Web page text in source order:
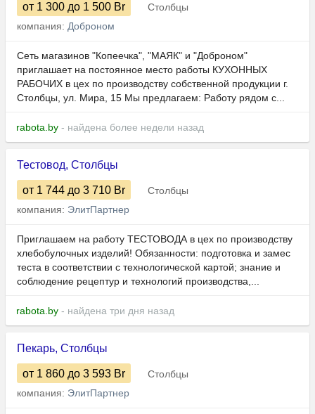
от 1 300 до 1 500 Br
Столбцы
компания: Доброном
Сеть магазинов "Копеечка", "МАЯК" и "Доброном"
приглашает на постоянное место работы КУХОННЫХ
РАБОЧИХ в цех по производству собственной продукции г.
Столбцы, ул. Мира, 15 Мы предлагаем: Работу рядом с...
rabota.by - найдена более недели назад
Тестовод, Столбцы
от 1 744 до 3 710 Br
Столбцы
компания: ЭлитПартнер
Приглашаем на работу ТЕСТОВОДА в цех по производству
хлебобулочных изделий! Обязанности: подготовка и замес
теста в соответствии с технологической картой; знание и
соблюдение рецептур и технологий производства,...
rabota.by - найдена три дня назад
Пекарь, Столбцы
от 1 860 до 3 593 Br
Столбцы
компания: ЭлитПартнер